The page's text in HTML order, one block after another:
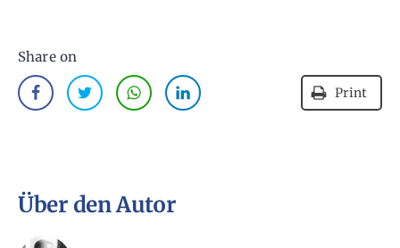
Share on
Print
Über den Autor